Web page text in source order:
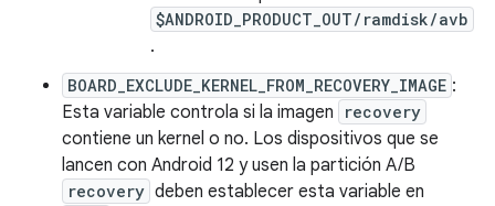
$ANDROID_PRODUCT_OUT/ramdisk/avb
.
BOARD_EXCLUDE_KERNEL_FROM_RECOVERY_IMAGE :
Esta variable controla si la imagen
recovery
contiene un kernel o no. Los dispositivos que se
lancen con Android 12 y usen la partición A/B
recovery deben establecer esta variable en